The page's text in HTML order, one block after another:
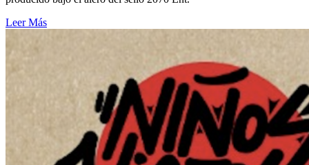
Leer Más